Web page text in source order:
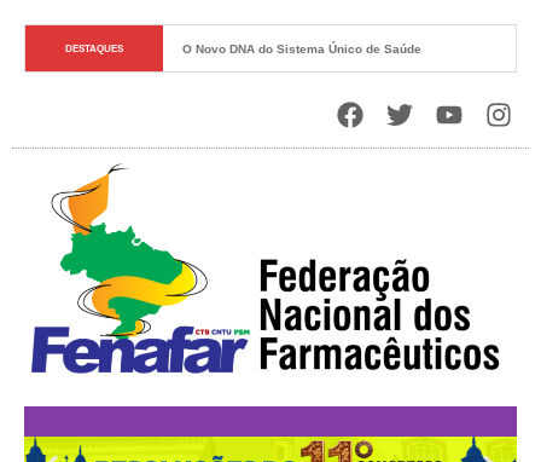
DESTAQUES O Novo DNA do Sistema Único de Saúde